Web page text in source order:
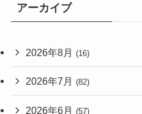
アーカイブ
2026年8月 (16)
2026年7月 (82)
2026年6月 (57)